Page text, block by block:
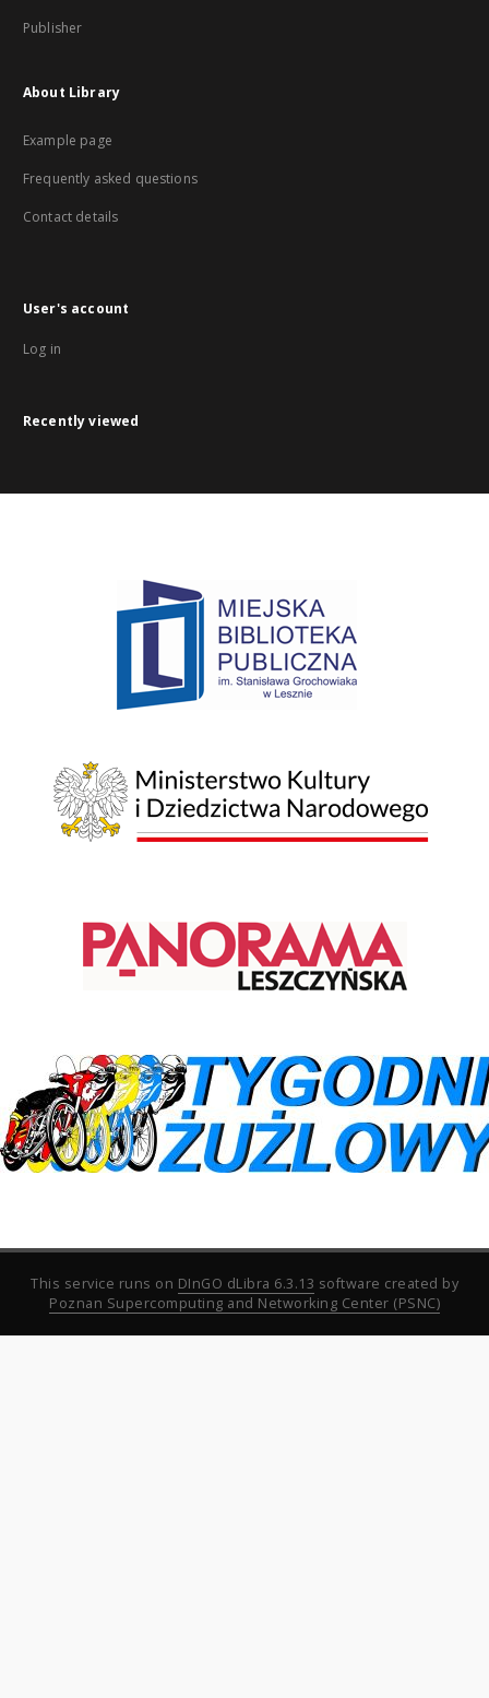
Publisher
About Library
Example page
Frequently asked questions
Contact details
User's account
Log in
Recently viewed
This service runs on DInGO dLibra 6.3.13 software created by
Poznan Supercomputing and Networking Center (PSNC)